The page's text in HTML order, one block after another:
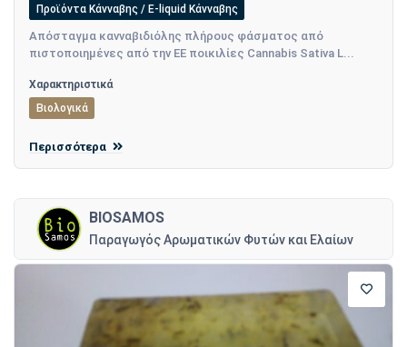
Προϊόντα Κάνναβης / E-liquid Κάνναβης
Απόσταγμα κανναβιδιόλης πλήρους φάσματος από
πιστοποιημένες από την ΕΕ ποικιλίες Cannabis Sativa L...
Χαρακτηριστικά
Βιολογικά
Περισσότερα
BIOSAMOS
Παραγωγός Αρωματικών Φυτών και Ελαίων